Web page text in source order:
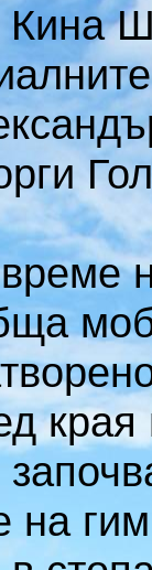
Кина
на
на